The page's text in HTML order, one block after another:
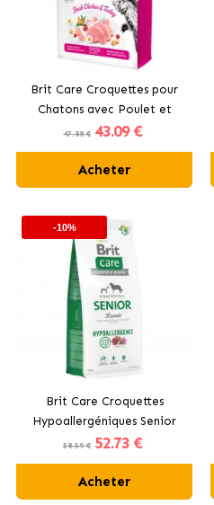
Brit Care Croquettes pour
Chatons avec Poulet et
Dinde
47.88 € 43.09 €
Acheter
-10%
Brit Care Croquettes
Hypoallergéniques Senior
pour Chiens Seniors avec
Agneau
58.59 € 52.73 €
Acheter